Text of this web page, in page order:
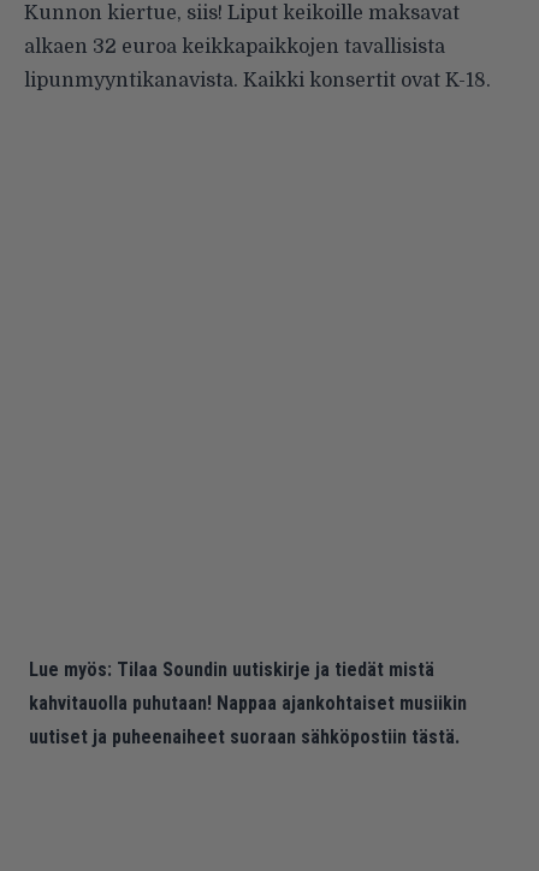
Kunnon kiertue, siis! Liput keikoille maksavat
alkaen 32 euroa keikkapaikkojen tavallisista
lipunmyyntikanavista. Kaikki konsertit ovat K-18.
Lue myös: Tilaa Soundin uutiskirje ja tiedät mistä
kahvitauolla puhutaan! Nappaa ajankohtaiset musiikin
uutiset ja puheenaiheet suoraan sähköpostiin tästä.